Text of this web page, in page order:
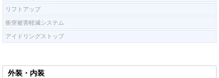
リフトアップ
衝突被害軽減システム
アイドリングストップ
外装・内装